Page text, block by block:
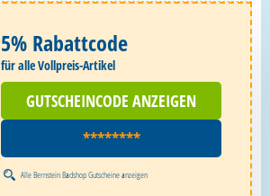
5% Rabattcode
für alle Vollpreis-Artikel
GUTSCHEINCODE ANZEIGEN
********
AlleBernstein Badshop Gutscheineanzeigen